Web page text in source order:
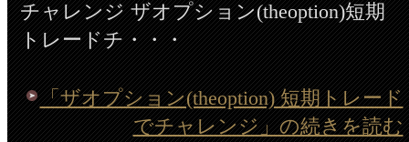
チャレンジ ザオプション(theoption)短期
トレードチ・・・
「ザオプション(theoption) 短期トレード
でチャレンジ」の続きを読む